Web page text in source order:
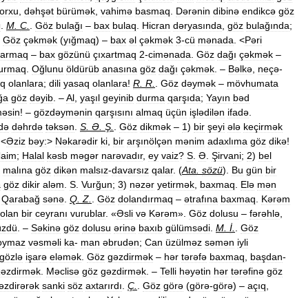
dəhşət bürümək vahimə basmaq Dərənin dibinə endikcə göz
M C Göz bulağı – bax bulaq Hicran dəryasında göz bulağında;
Göz çəkmək (yığmaq) – bax əl çəkmək 3-cü mənada . <Pəri
– bax gözünü çıxartmaq 2-cimənada Göz dağı çəkmək –
Oğlunu öldürüb anasına göz dağı çəkmək . – Bəlkə neçə-
olanlara; dili yasaq olanlara! R R Göz dəymək – mövhumata
göz dəyib . –Al yaşıl geyinib durma qarşıda; Yayın bəd
! – gözdəymənin qarşısını almaq üçün işlədilən ifadə
dəhrdə təksən S Ə Ş Göz dikmək – 1) bir şeyi ələ keçirmək
. <Əziz bəy:> Nəkarədir ki bir arşınölçən mənim adaxlıma göz dikə!
; Halal kəsb məgər narəvadır, ey vaiz? S Ə Şirvani; 2) bel
malına göz dikən malsız-davarsız qalar. (Ata sözü). Bu gün bir
göz dikir aləm S Vurğun; 3) nəzər yetirmək baxmaq Elə mən
Qarabağ sənə Q Z Göz dolandırmaq – ətrafına baxmaq
Kərəm
olan bir ceyranı vurublar. «Əsli və Kərəm». Göz dolusu – fərəhlə
. – Səkinə göz dolusu ərinə baxıb gülümsədi M İ
Göz
vəsməli ka- man əbrudən; Can üzülməz səmən iyli
gözlə işarə eləmək Göz gəzdirmək – hər tərəfə baxmaq başdan-
Məclisə göz gəzdirmək . – Telli həyətin hər tərəfinə göz
sanki söz axtarırdı Ç Göz görə (görə-görə) – açıq